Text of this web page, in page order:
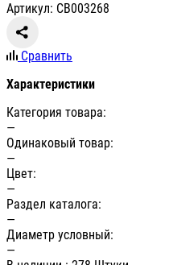
Артикул: СВ003268
Сравнить
Характеристики
Категория товара:
—
Одинаковый товар:
—
Цвет:
—
Раздел каталога:
—
Диаметр условный:
—